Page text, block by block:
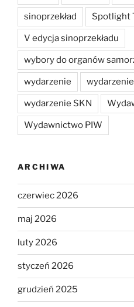
sinoprzekład Spotlight
V edycja sinoprzekładu
wybory do organów
wydarzenie
wydarzenie SKN
Wydawnictwo PIW
ARCHIWA
czerwiec 2026
maj 2026
luty 2026
styczeń 2026
grudzień 2025